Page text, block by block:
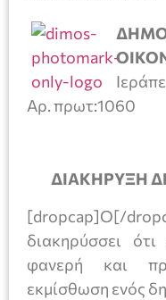
Αρ. πρωτ:1060
ΔΙΑΚΗΡΥΞΗ
[dropcap]Ο[/
διακηρύσσει ότι
φανερή και
εκμίσθωση ενός